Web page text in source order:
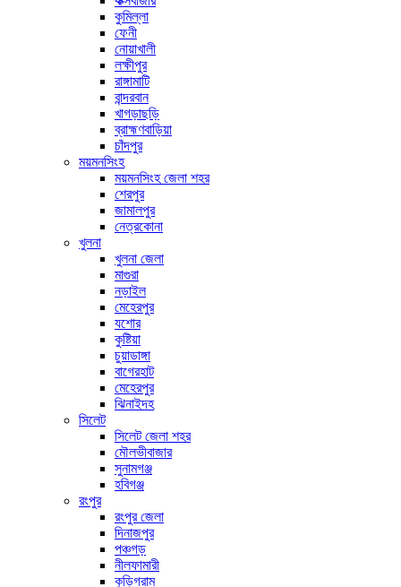
কুমিল্লা
ফেনী
নোয়াখালী
লক্ষীপুর
রাঙ্গামাটি
বান্দরবান
খাগড়াছড়ি
ব্রাহ্মণবাড়িয়া
চাঁদপুর
ময়মনসিংহ
ময়মনসিংহ জেলা শহর
শেরপুর
জামালপুর
নেত্রকোনা
খুলনা
খুলনা জেলা
মাগুরা
নড়াইল
মেহেরপুর
যশোর
কুষ্টিয়া
চুয়াডাঙ্গা
বাগেরহাট
মেহেরপুর
ঝিনাইদহ
সিলেট
সিলেট জেলা শহর
মৌলভীবাজার
সুনামগঞ্জ
হবিগঞ্জ
রংপুর
রংপুর জেলা
দিনাজপুর
পঞ্চগড়
নীলফামারী
কুড়িগ্রাম